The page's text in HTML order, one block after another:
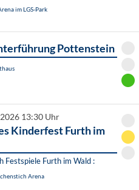
im LGS-Park
Pottenstein
13:30 Uhr
Kinderfest Furth im
Festspiele Furth im Wald :
Arena